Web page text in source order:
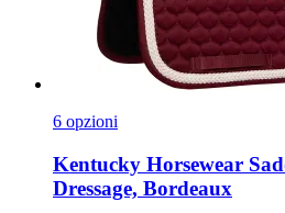
6 opzioni
Kentucky Horsewear
Dressage, Bordeaux